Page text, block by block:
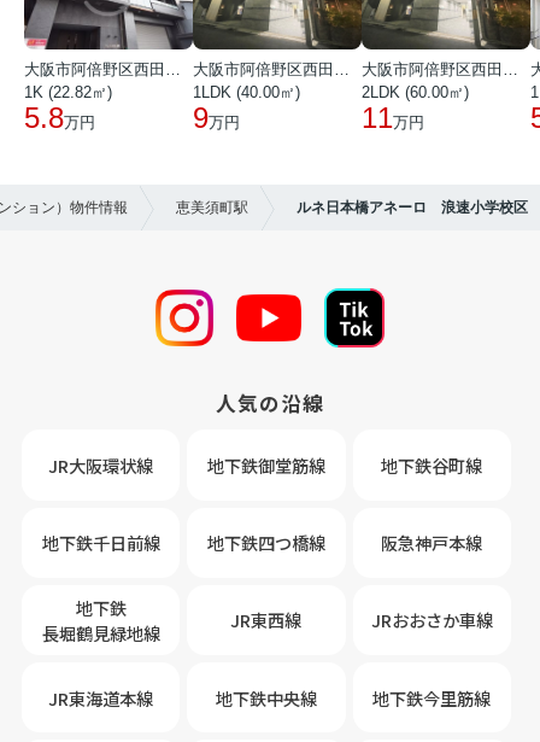
大阪市阿倍野区西田辺町１丁目
1K (22.82㎡)
5.8万円
大阪市阿倍野区西田辺町１丁目
1LDK (40.00㎡)
9万円
大阪市阿倍野区西田辺町１丁目
2LDK (60.00㎡)
11万円
ション）物件情報 恵美須町駅 ルネ日本橋アネーロ 浪速小学校区
人気の沿線
JR大阪環状線 地下鉄御堂筋線 地下鉄谷町線
地下鉄千日前線 地下鉄四つ橋線 阪急神戸本線
地下鉄
長堀鶴見緑地線
JR東西線 JRおおさか車線
JR東海道本線 地下鉄中央線 地下鉄今里筋線